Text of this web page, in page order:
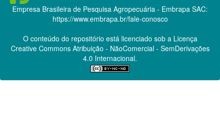
Empresa Brasileira de Pesquisa Agropecuária - Embrapa SAC:
https://www.embrapa.br/fale-conosco
O conteúdo do repositório está licenciado sob a Licença
Creative CommonsAtribuição - NãoComercial - SemDerivações
4.0 Internacional.